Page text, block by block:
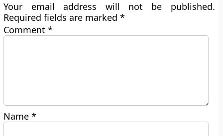
Your email address will not be published.
Required fields are marked*
Comment*
Name*